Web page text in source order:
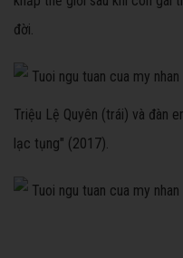
đời.
Triệu Lệ Quyên (trái) và đàn
lạc tụng" (2017).